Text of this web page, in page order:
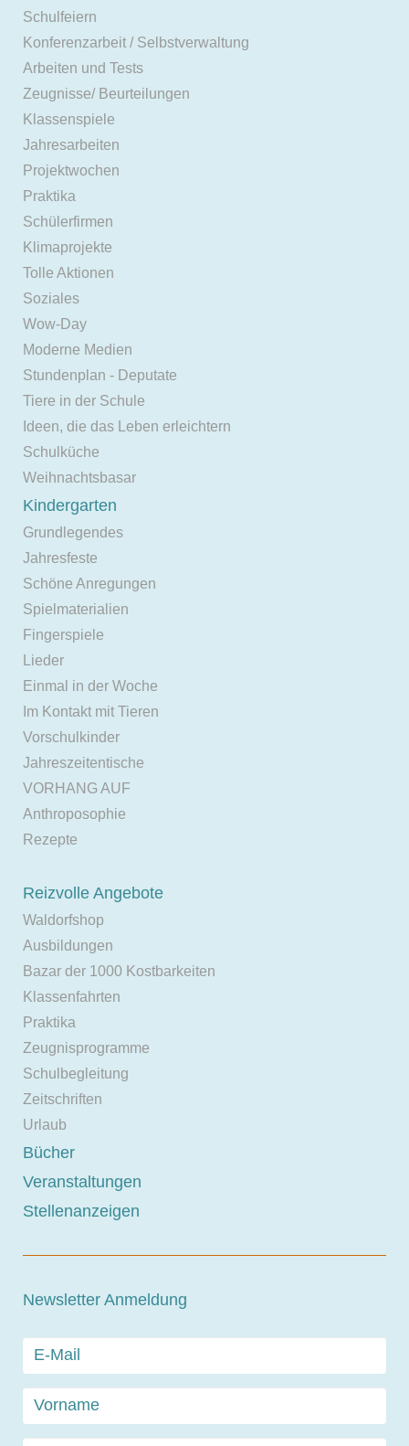
Schulfeiern
Konferenzarbeit / Selbstverwaltung
Arbeiten und Tests
Zeugnisse/ Beurteilungen
Klassenspiele
Jahresarbeiten
Projektwochen
Praktika
Schülerfirmen
Klimaprojekte
Tolle Aktionen
Soziales
Wow-Day
Moderne Medien
Stundenplan - Deputate
Tiere in der Schule
Ideen, die das Leben erleichtern
Schulküche
Weihnachtsbasar
Kindergarten
Grundlegendes
Jahresfeste
Schöne Anregungen
Spielmaterialien
Fingerspiele
Lieder
Einmal in der Woche
Im Kontakt mit Tieren
Vorschulkinder
Jahreszeitentische
VORHANG AUF
Anthroposophie
Rezepte
Reizvolle Angebote
Waldorfshop
Ausbildungen
Bazar der 1000 Kostbarkeiten
Klassenfahrten
Praktika
Zeugnisprogramme
Schulbegleitung
Zeitschriften
Urlaub
Bücher
Veranstaltungen
Stellenanzeigen
Newsletter Anmeldung